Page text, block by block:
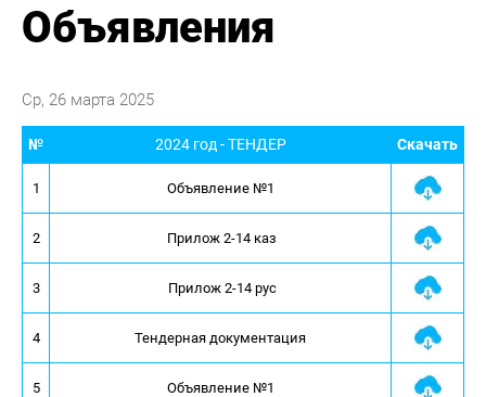
Объявления
Ср, 26 марта 2025
№ 2024 год - ТЕНДЕР Скачать
1 Объявление №1
2 Прилож 2-14 каз
3 Прилож 2-14 рус
4 Тендерная документация
5 Объявление №1